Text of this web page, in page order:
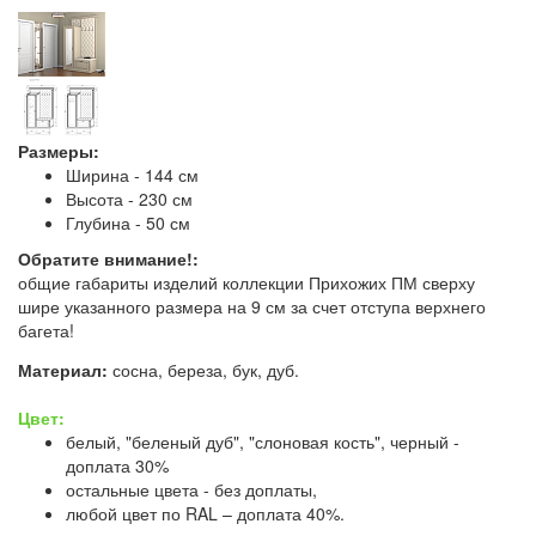
Размеры:
Ширина - 144 см
Высота - 230 см
Глубина - 50 см
Обратите внимание!:
общие габариты изделий коллекции Прихожих ПМ сверху
шире указанного размера на 9 см за счет отступа верхнего
багета!
Материал: сосна, береза, бук, дуб.
Цвет:
белый, "беленый дуб", "слоновая кость", черный -
доплата 30%
остальные цвета - без доплаты,
любой цвет по RAL – доплата 40%.